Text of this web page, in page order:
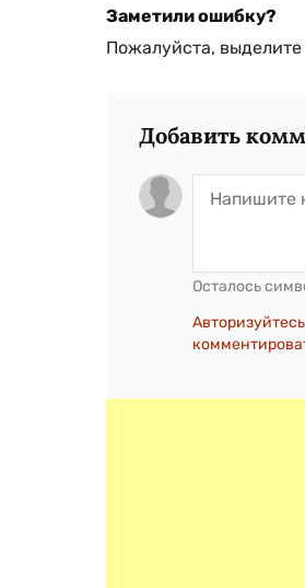
Заметили ошибку?
Пожалуйста,
Добавить
Осталось